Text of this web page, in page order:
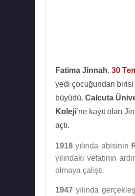
Fatima Jinnah, 30
yedi çocuğundan birisi
büyüdü. Calcuta
Koleji’ne kayıt olan
açtı.
1918 yılında abisinin
yılındaki vefatının
olmaya çalıştı.
1947 yılında